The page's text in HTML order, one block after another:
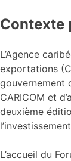
Contexte
L’Agence
exportations
gouvernement
CARICOM et
deuxième
L’accueil du